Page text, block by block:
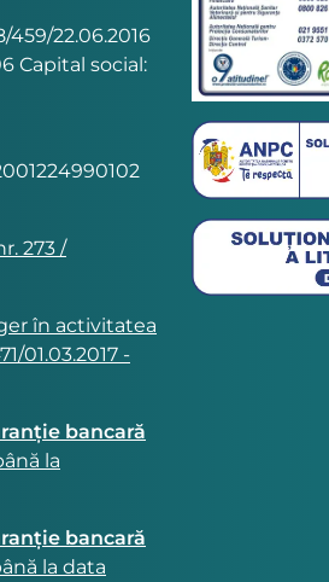
459/22.06.2016
Capital social:
273 /
în activitatea
01.03.2017 -
bancară
la
bancară
la data